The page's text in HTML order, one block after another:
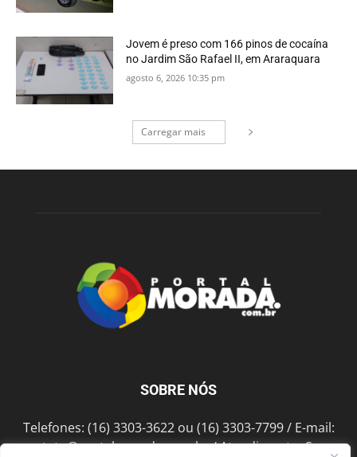
Jovem é preso com 166 pinos de cocaína
no Jardim São Rafael II, em Araraquara
agosto 6, 2026 10:35 pm
Carregar mais
SOBRE NÓS
Telefones: (16) 3303-3622 ou (16) 3303-7799 / E-mail:
contato@portalmorada.com.br/ Atendimento: Seg a